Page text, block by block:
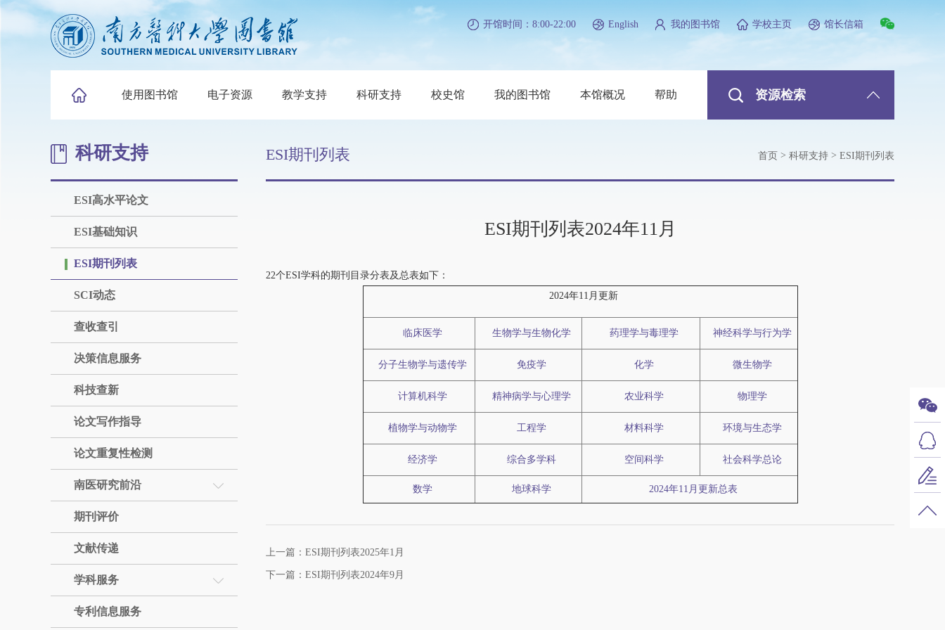
开馆时间：8:00-22:00 English 我的图书馆 学校主页 馆长信箱
资源检索
使用图书馆 电子资源 教学支持 科研支持 校史馆 我的图书馆 本馆概况 帮助
科研支持
ESI高水平论文
ESI基础知识
ESI期刊列表
SCI动态
查收查引
决策信息服务
科技查新
论文写作指导
论文重复性检测
南医研究前沿
期刊评价
文献传递
学科服务
专利信息服务
ESI期刊列表 首页 > 科研支持 > ESI期刊列表
ESI期刊列表2024年11月
22个ESI学科的期刊目录分表及总表如下：
2024年11月更新
临床医学 生物学与生物化学 药理学与毒理学 神经科学与行为学
分子生物学与遗传学 免疫学 化学 微生物学
计算机科学 精神病学与心理学 农业科学 物理学
植物学与动物学 工程学 材料科学 环境与生态学
经济学 综合多学科 空间科学 社会科学总论
数学 地球科学 2024年11月更新总表
上一篇：ESI期刊列表2025年1月
下一篇：ESI期刊列表2024年9月